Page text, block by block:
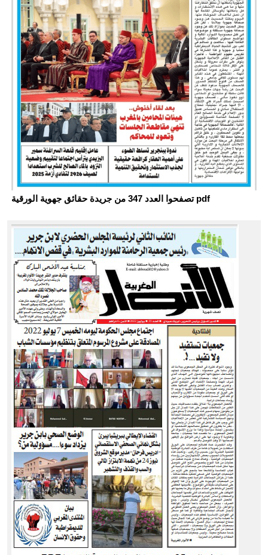
تصفحوا العدد 347 من جريدة حقائق جهوية الورقية pdf